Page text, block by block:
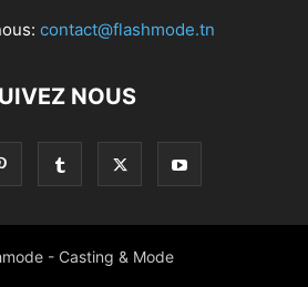
contact@flashmode.tn
NOUS
- Casting & Mode